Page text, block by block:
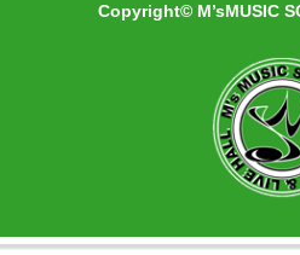
Copyright© M’sMUSIC